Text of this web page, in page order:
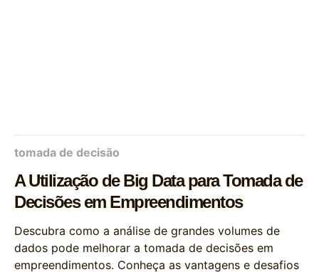
tomada de decisão
A Utilização de Big Data para Tomada de
Decisões em Empreendimentos
Descubra como a análise de grandes volumes de
dados pode melhorar a tomada de decisões em
empreendimentos. Conheça as vantagens e desafios